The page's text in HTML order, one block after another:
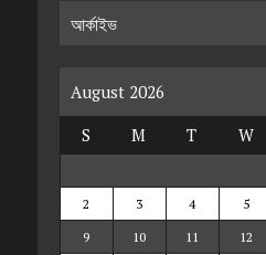
আর্কাইভ
August 2026
S
M T W
2
3 4 5
9
10 11 12